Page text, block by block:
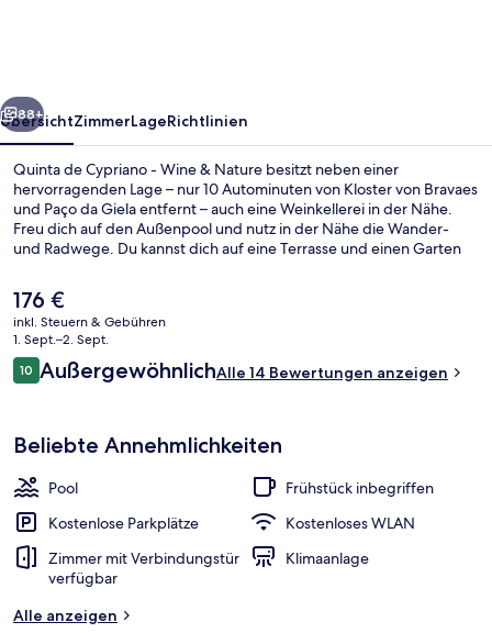
Nature
Weiter
88+
ÜbersichtZimmerLageRichtlinien
Quinta de Cypriano - Wine & Nature besitzt neben einer
hervorragenden Lage – nur 10 Autominuten von Kloster von Bravaes
und Paço da Giela entfernt – auch eine Weinkellerei in der Nähe.
Freu dich auf den Außenpool und nutz in der Nähe die Wander-
und Radwege. Du kannst dich auf eine Terrasse und einen Garten
versehen.
Der
aktuelle
Preis
beträgt
176 €.
176 €
inkl. Steuern & Gebühren
1. Sept.–2. Sept.
Bewertungen
1010 von 10.
AußergewöhnlichAlle 14 Bewertungen anzeigen
Beliebte Annehmlichkeiten
Pool
Frühstück inbegriffen
Kostenlose Parkplätze
Kostenloses WLAN
Zimmer mit Verbindungstür
verfügbar
Klimaanlage
Alle anzeigen